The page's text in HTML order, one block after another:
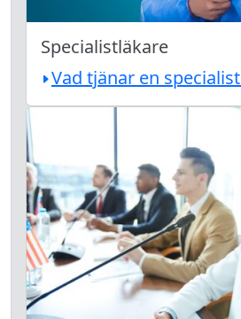
Specialistläkare
Vad tjänar en